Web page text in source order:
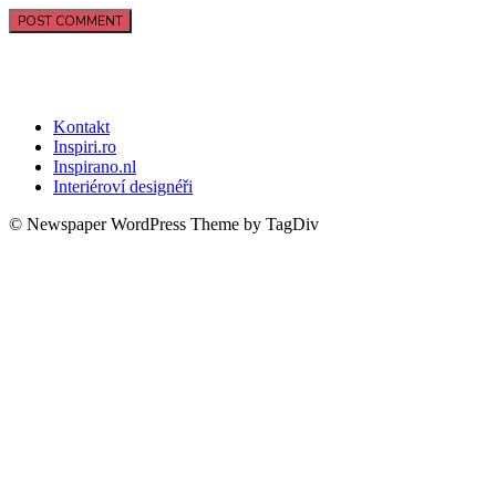
Kontakt
Inspiri.ro
Inspirano.nl
Interiéroví designéři
© Newspaper WordPress Theme by TagDiv